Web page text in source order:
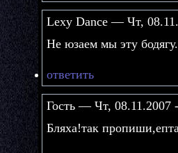
Lexy Dance — Чт,
Не юзаем мы эту
ответить
Гость — Чт, 08.11.2007
Бляха!так